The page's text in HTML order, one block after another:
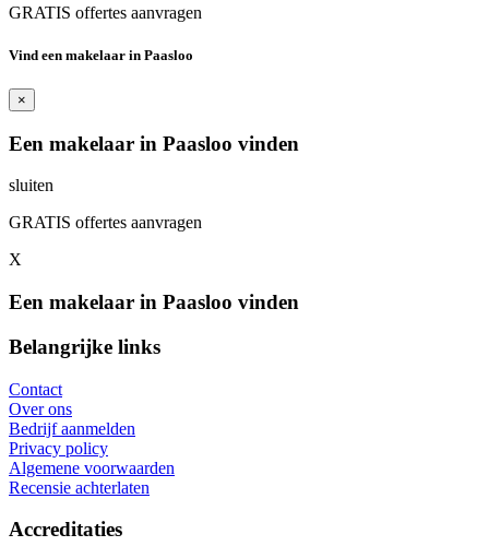
GRATIS offertes aanvragen
Vind een makelaar in Paasloo
×
Een makelaar in Paasloo vinden
sluiten
GRATIS offertes aanvragen
X
Een makelaar in Paasloo vinden
Belangrijke links
Contact
Over ons
Bedrijf aanmelden
Privacy policy
Algemene voorwaarden
Recensie achterlaten
Accreditaties